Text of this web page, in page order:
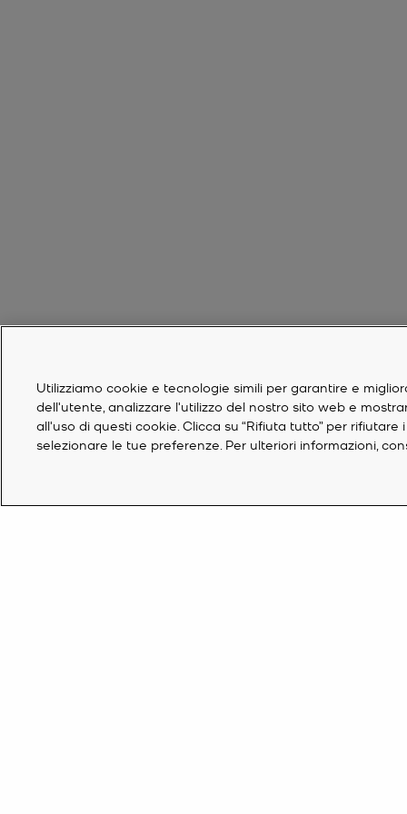
Utilizziamo cookie e tecnologie simili per garantire e
dell'utente, analizzare l'utilizzo del nostro sito web e
all'uso di questi cookie. Clicca su “Rifiuta tutto” per
selezionare le tue preferenze. Per ulteriori informazioni,